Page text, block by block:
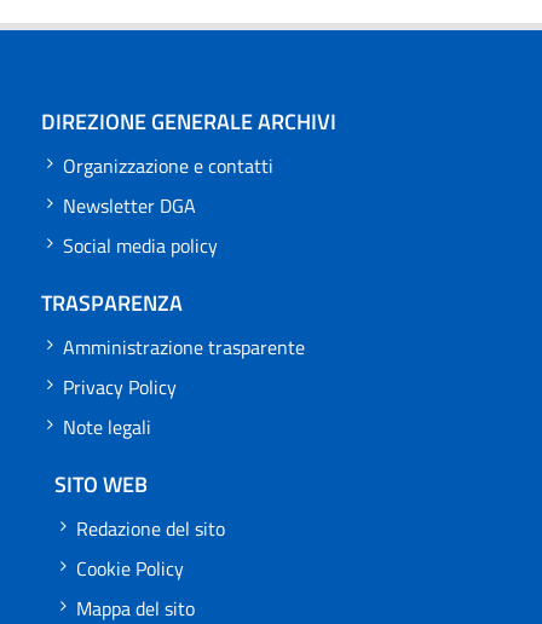
DIREZIONE GENERALE ARCHIVI
Organizzazione e contatti
Newsletter DGA
Social media policy
TRASPARENZA
Amministrazione trasparente
Privacy Policy
Note legali
SITO WEB
Redazione del sito
Cookie Policy
Mappa del sito